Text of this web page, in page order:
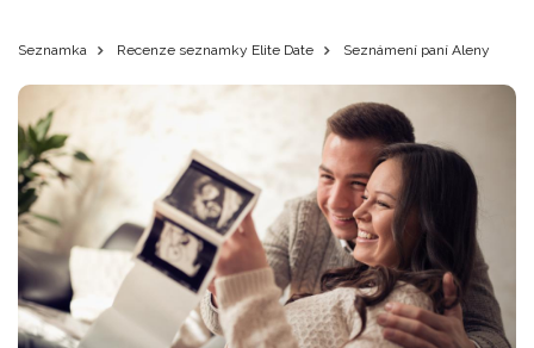
Seznamka Recenze seznamky Elite Date Seznámení paní Aleny